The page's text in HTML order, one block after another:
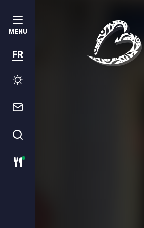
MENU
FR
Météo
Contact
Restaurants ouverts ce jour